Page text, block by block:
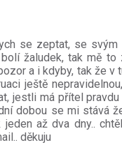
se zeptat, se
žaludek, tak mě
a i kdyby, tak že v
ještě
jestli má přítel
dobou se mi stává
až dva dny..
děkuju